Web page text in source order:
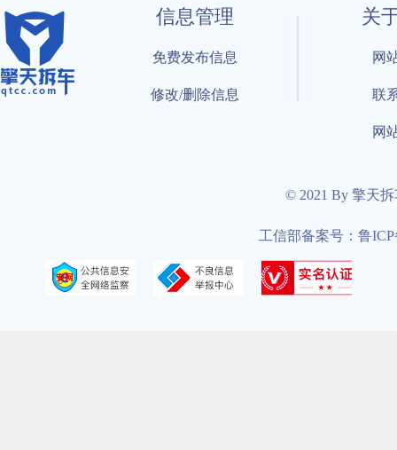
信息管理
免费发布信息
修改/删除信息
关
网
联
网
© 2021 By 擎天
工信部备案号：鲁